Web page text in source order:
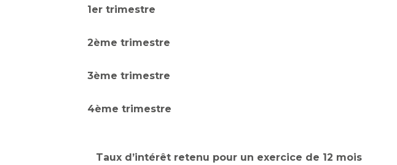
1er trimestre
2ème trimestre
3ème trimestre
4ème trimestre
Taux d’intérêt retenu pour un exercice de 12 mois